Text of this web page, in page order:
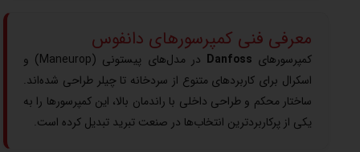
معرفی فنی کمپرسورهای دانفوس
کمپرسورهای Danfoss
در مدل‌های پیستونی (Maneurop) و
اسکرال برای کاربردهای متنوع از سردخانه تا چیلر طراحی شده‌اند.
ساختار محکم و طراحی داخلی با راندمان بالا، این کمپرسورها را به
یکی از پرکاربردترین انتخاب‌ها در صنعت تبرید تبدیل کرده است.